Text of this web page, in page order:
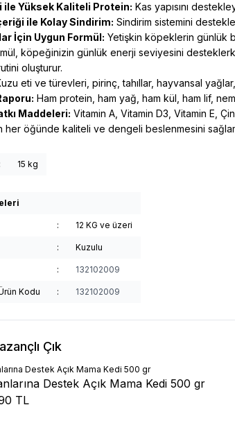
ile Yüksek Kaliteli Protein: Kas yapısını
ile Kolay Sindirim: Sindirim sistemini
İçin Uygun Formül: Yetişkin köpeklerin günlük
köpeğinizin günlük enerji seviyesini
oluşturur.
eti ve türevleri, pirinç, tahıllar, hayvansal
Ham protein, ham yağ, ham kül, ham lif, nem
Maddeleri: Vitamin A, Vitamin D3, Vitamin E,
her öğünde kaliteli ve dengeli beslenmesini
15 kg
: 12 KG ve üzeri
: Kuzulu
: 132102009
Kodu : 132102009
Çık
Destek Açık Mama Kedi 500 gr
TL